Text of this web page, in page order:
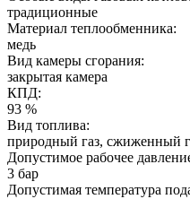
традиционные
Материал теплообменника:
медь
Вид камеры сгорания:
закрытая камера
КПД:
93 %
Вид топлива:
природный газ, сжиженный
Допустимое рабочее
3 бар
Допустимая температура